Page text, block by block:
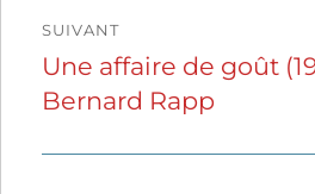
SUIVANT
Publication
suivante :
Une affaire de goût
Bernard Rapp